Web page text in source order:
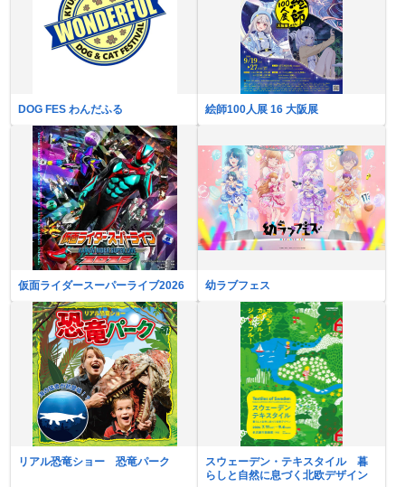
DOG FES わんだふる 絵師100人展 16 大阪展
仮面ライダースーパーライブ2026 幼ラブフェス
リアル恐竜ショー 恐竜パーク
スウェーデン・テキスタイル 暮
らしと自然に息づく北欧デザイン